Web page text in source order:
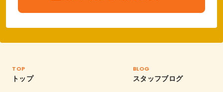
TOP
トップ
BLOG
スタッフブログ